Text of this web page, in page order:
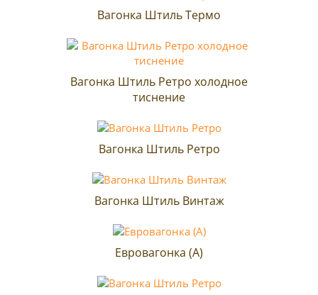
Вагонка Штиль Термо
Вагонка Штиль Ретро холодное
тиснение
Вагонка Штиль Ретро
Вагонка Штиль Винтаж
Евровагонка (A)